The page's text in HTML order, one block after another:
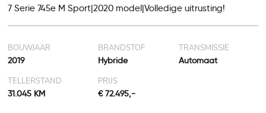
7 Serie 745e M Sport|2020 model|Volledige uitrusting!
BOUWJAAR
2019
BRANDSTOF
Hybride
TRANSMISSIE
Automaat
TELLERSTAND
31.045 KM
PRIJS
€ 72.495,-